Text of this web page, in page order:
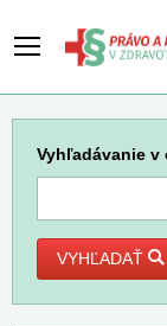
Vyhľadávanie v
VYHĽADAŤ